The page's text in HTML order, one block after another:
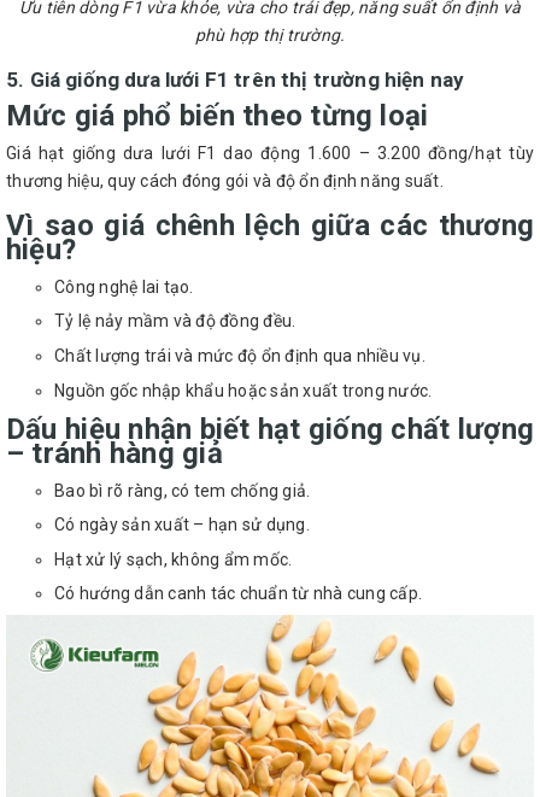
Ưu tiên dòng F1 vừa khỏe, vừa cho trái đẹp, năng suất ổn định và
phù hợp thị trường.
5. Giá giống dưa lưới F1 trên thị trường hiện nay
Mức giá phổ biến theo từng loại
Giá hạt giống dưa lưới F1 dao động 1.600 – 3.200 đồng/hạt tùy
thương hiệu, quy cách đóng gói và độ ổn định năng suất.
Vì sao giá chênh lệch giữa các thương
hiệu?
Công nghệ lai tạo.
Tỷ lệ nảy mầm và độ đồng đều.
Chất lượng trái và mức độ ổn định qua nhiều vụ.
Nguồn gốc nhập khẩu hoặc sản xuất trong nước.
Dấu hiệu nhận biết hạt giống chất lượng
– tránh hàng giả
Bao bì rõ ràng, có tem chống giả.
Có ngày sản xuất – hạn sử dụng.
Hạt xử lý sạch, không ẩm mốc.
Có hướng dẫn canh tác chuẩn từ nhà cung cấp.